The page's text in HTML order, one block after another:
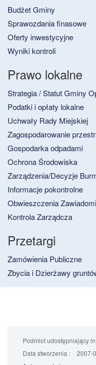
Budżet Gminy
Sprawozdania finasowe
Oferty inwestycyjne
Wyniki kontroli
Prawo lokalne
Strategia / Statut Gminy
Podatki i opłaty lokalne
Uchwały Rady Miejskiej
Zagospodarowanie
Gospodarka odpadami
Ochrona Środowiska
Zarządzenia/Decyzje
Informacje pokontrolne
Obwieszczenia
Kontrola Zarządcza
Przetargi
Zamówienia Publiczne
Zbycia i Dzierżawy
Podmiot udostępniający
Data stworzenia :
2007-